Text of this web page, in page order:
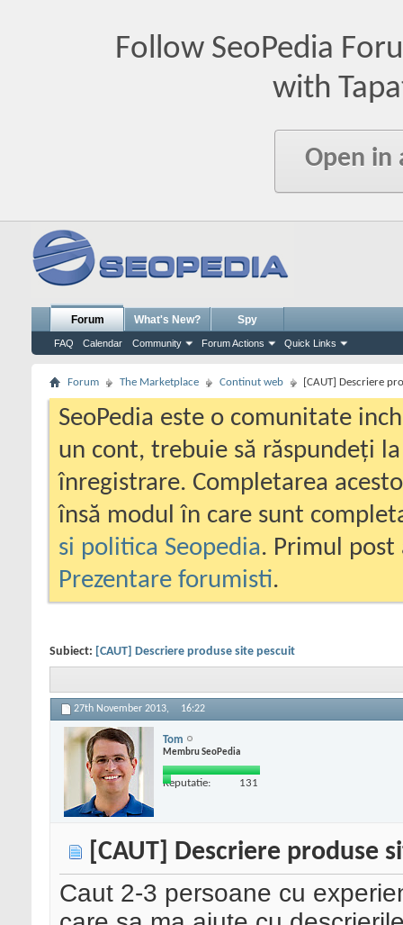
Follow SeoPedia
with
Open in
Forum
FAQ Calendar Community Forum Actions Quick Links
What's New? Spy
Forum The Marketplace Continut web [CAUT] Descriere
SeoPedia este o comunitate
un cont, trebuie să răspundeți
înregistrare. Completarea
însă modul în care sunt
si politica Seopedia. Primul
Prezentare forumisti.
Subiect: [CAUT] Descriere produse site pescuit
27th November 2013, 16:22
Tom
Membru SeoPedia
Reputatie: 131
[CAUT] Descriere produse
Caut 2-3 persoane cu